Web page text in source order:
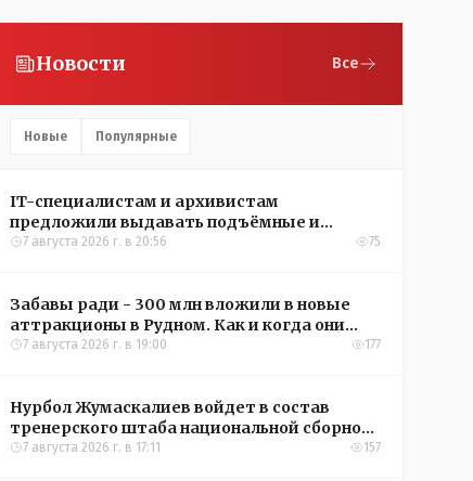
Новости Все
Новые Популярные
IT-специалистам и архивистам
предложили выдавать подъёмные и
кредиты на жильё в сёлах Казахстана
7 августа 2026 г. в 20:56 75
Забавы ради - 300 млн вложили в новые
аттракционы в Рудном. Как и когда они
окупятся?
7 августа 2026 г. в 19:00 177
Нурбол Жумаскалиев войдет в состав
тренерского штаба национальной сборной
Казахстана по футболу
7 августа 2026 г. в 17:11 157